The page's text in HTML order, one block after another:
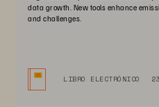
data growth. New tools enhance
and challenges.
LIBRO ELECTRÓNICO